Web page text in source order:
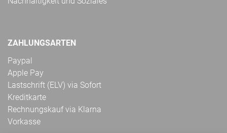
ZAHLUNGSARTEN
Paypal
Apple Pay
Lastschrift (ELV) via Sofort
Kreditkarte
Rechnungskauf via Klarna
Vorkasse